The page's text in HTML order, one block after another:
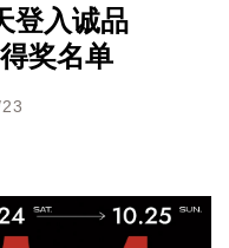
登入诚品
奖名单